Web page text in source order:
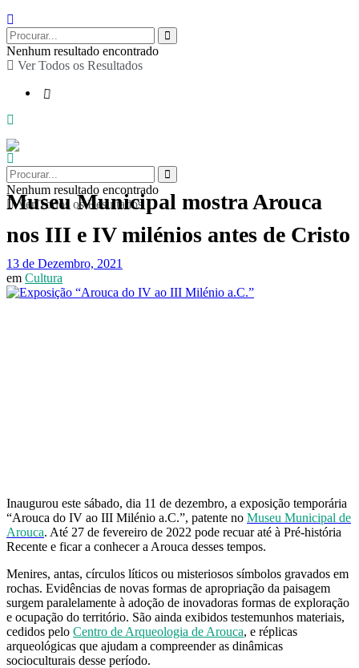
Nenhum resultado encontrado
Ver Todos os Resultados
Nenhum resultado encontrado
Ver Todos os Resultados
Museu Municipal mostra Arouca
nos III e IV milénios antes de Cristo
13 de Dezembro, 2021
em Cultura
Inaugurou este sábado, dia 11 de dezembro, a exposição temporária
“Arouca do IV ao III Milénio a.C.”, patente no Museu Municipal de
Arouca. Até 27 de fevereiro de 2022 pode recuar até à Pré-história
Recente e ficar a conhecer a Arouca desses tempos.
Menires, antas, círculos líticos ou misteriosos símbolos gravados em
rochas. Evidências de novas formas de apropriação da paisagem
surgem paralelamente à adoção de inovadoras formas de exploração
e ocupação do território. São ainda exibidos testemunhos materiais,
cedidos pelo Centro de Arqueologia de Arouca, e réplicas
arqueológicas que ajudam a compreender as dinâmicas
socioculturais desse período.